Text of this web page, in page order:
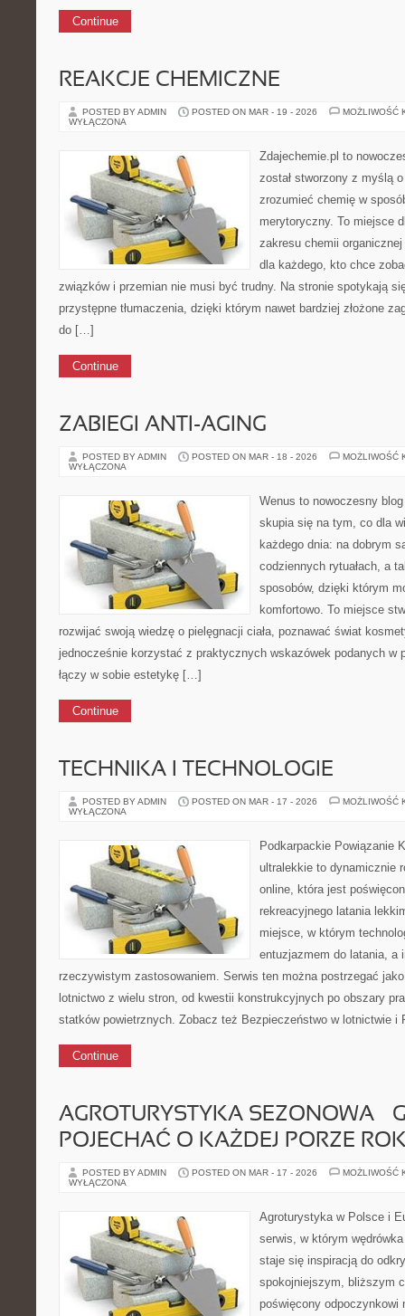
Continue
REAKCJE CHEMICZNE
POSTED BY ADMIN POSTED ON MAR - 19 - 2026
MOŻLIWOŚĆ
WYŁĄCZONA
Zdajechemie.pl to
został stworzony z myślą
zrozumieć chemię w
merytoryczny. To miejsce
zakresu chemii
dla każdego, kto chce
związków i przemian nie musi być trudny. Na stronie spotykają
przystępne tłumaczenia, dzięki którym nawet bardziej złożone
do […]
Continue
ZABIEGI ANTI-AGING
POSTED BY ADMIN POSTED ON MAR - 18 - 2026
MOŻLIWOŚĆ
WYŁĄCZONA
Wenus to nowoczesny
skupia się na tym, co dla
każdego dnia: na dobrym
codziennych rytuałach, a
sposobów, dzięki którym
komfortowo. To miejsce
rozwijać swoją wiedzę o pielęgnacji ciała, poznawać świat
jednocześnie korzystać z praktycznych wskazówek podanych w
łączy w sobie estetykę […]
Continue
TECHNIKA I TECHNOLOGIE
POSTED BY ADMIN POSTED ON MAR - 17 - 2026
MOŻLIWOŚĆ
WYŁĄCZONA
Podkarpackie Powiązanie
ultralekkie to dynamicznie
online, która jest
rekreacyjnego latania
miejsce, w którym
entuzjazmem do latania, a
rzeczywistym zastosowaniem. Serwis ten można postrzegać
lotnictwo z wielu stron, od kwestii konstrukcyjnych po obszary
statków powietrznych. Zobacz też Bezpieczeństwo w lotnictwie
Continue
AGROTURYSTYKA SEZONOWA –
POJECHAĆ O KAŻDEJ PORZE
POSTED BY ADMIN POSTED ON MAR - 17 - 2026
MOŻLIWOŚĆ
WYŁĄCZONA
Agroturystyka w Polsce i
serwis, w którym
staje się inspiracją do
spokojniejszym, bliższym
poświęcony odpoczynkowi